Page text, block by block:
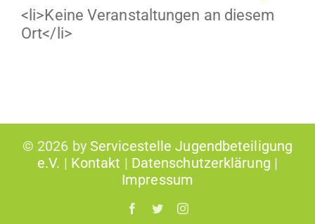
<li>Keine Ver­anstal­tun­gen an diesem
Ort</li>
© 2026 by Servicestelle Jugendbeteiligung
e.V. | Kontakt | Datenschutzerklärung |
Impressum
Facebook
TwitterInstagram